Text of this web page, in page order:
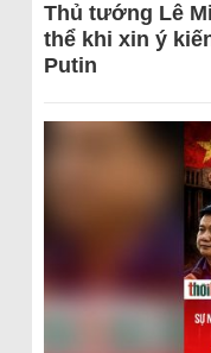
Thủ tướng Lê
thể khi xin ý
Putin